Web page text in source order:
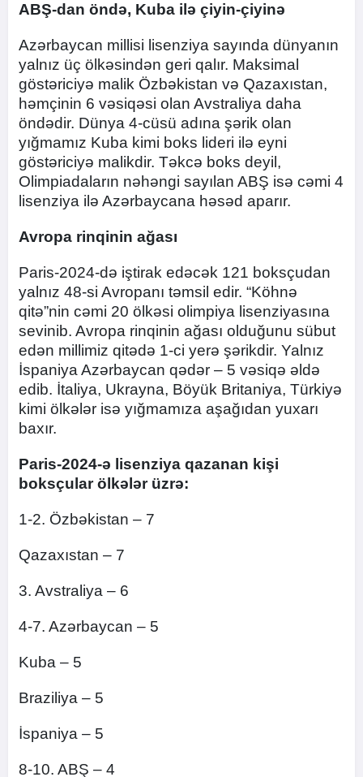
ABŞ-dan öndə, Kuba ilə çiyin-çiyinə
Azərbaycan millisi lisenziya sayında dünyanın
yalnız üç ölkəsindən geri qalır. Maksimal
göstəriciyə malik Özbəkistan və Qazaxıstan,
həmçinin 6 vəsiqəsi olan Avstraliya daha
öndədir. Dünya 4-cüsü adına şərik olan
yığmamız Kuba kimi boks lideri ilə eyni
göstəriciyə malikdir. Təkcə boks deyil,
Olimpiadaların nəhəngi sayılan ABŞ isə cəmi 4
lisenziya ilə Azərbaycana həsəd aparır.
Avropa rinqinin ağası
Paris-2024-də iştirak edəcək 121 boksçudan
yalnız 48-si Avropanı təmsil edir. “Köhnə
qitə”nin cəmi 20 ölkəsi olimpiya lisenziyasına
sevinib. Avropa rinqinin ağası olduğunu sübut
edən millimiz qitədə 1-ci yerə şərikdir. Yalnız
İspaniya Azərbaycan qədər – 5 vəsiqə əldə
edib. İtaliya, Ukrayna, Böyük Britaniya, Türkiyə
kimi ölkələr isə yığmamıza aşağıdan yuxarı
baxır.
Paris-2024-ə lisenziya qazanan kişi
boksçular ölkələr üzrə:
1-2. Özbəkistan – 7
Qazaxıstan – 7
3. Avstraliya – 6
4-7. Azərbaycan – 5
Kuba – 5
Braziliya – 5
İspaniya – 5
8-10. ABŞ – 4